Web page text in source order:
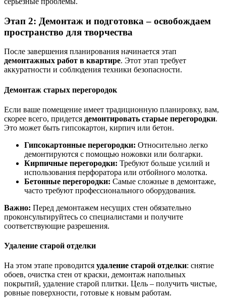
Этап 2: Демонтаж и подготовка – освобождаем
пространство для творчества
После завершения планирования начинается этап
демонтажных работ в квартире. Этот этап требует
аккуратности и соблюдения техники безопасности.
Демонтаж старых перегородок
Если ваше помещение имеет традиционную планировку, вам,
скорее всего, придется демонтировать старые перегородки.
Это может быть гипсокартон, кирпич или бетон.
Гипсокартонные перегородки: Относительно легко
демонтируются с помощью ножовки или болгарки.
Кирпичные перегородки: Требуют больше усилий и
использования перфоратора или отбойного молотка.
Бетонные перегородки: Самые сложные в демонтаже,
часто требуют профессионального оборудования.
Важно: Перед демонтажем несущих стен обязательно
проконсультируйтесь со специалистами и получите
соответствующие разрешения.
Удаление старой отделки
На этом этапе проводится удаление старой отделки: снятие
обоев, очистка стен от краски, демонтаж напольных
покрытий, удаление старой плитки. Цель – получить чистые,
ровные поверхности, готовые к новым работам.